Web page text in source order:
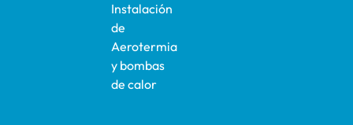
Instalación
de
Aerotermia
y bombas
de calor